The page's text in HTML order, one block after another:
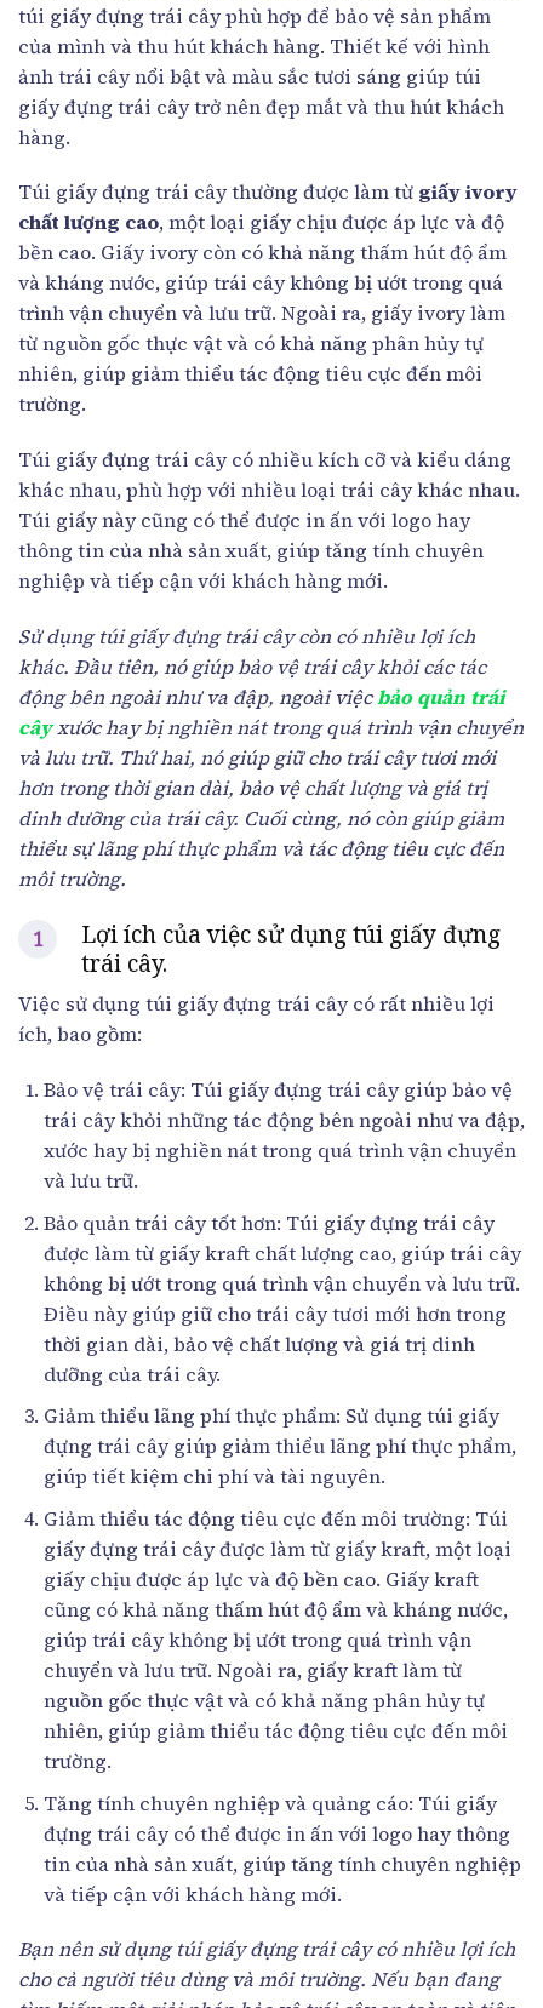
túi giấy đựng trái cây phù hợp để bảo vệ sản phẩm
của mình và thu hút khách hàng. Thiết kế với hình
ảnh trái cây nổi bật và màu sắc tươi sáng giúp túi
giấy đựng trái cây trở nên đẹp mắt và thu hút khách
hàng.
Túi giấy đựng trái cây thường được làm từ giấy ivory
chất lượng cao, một loại giấy chịu được áp lực và độ
bền cao. Giấy ivory còn có khả năng thấm hút độ ẩm
và kháng nước, giúp trái cây không bị ướt trong quá
trình vận chuyển và lưu trữ. Ngoài ra, giấy ivory làm
từ nguồn gốc thực vật và có khả năng phân hủy tự
nhiên, giúp giảm thiểu tác động tiêu cực đến môi
trường.
Túi giấy đựng trái cây có nhiều kích cỡ và kiểu dáng
khác nhau, phù hợp với nhiều loại trái cây khác nhau.
Túi giấy này cũng có thể được in ấn với logo hay
thông tin của nhà sản xuất, giúp tăng tính chuyên
nghiệp và tiếp cận với khách hàng mới.
Sử dụng túi giấy đựng trái cây còn có nhiều lợi ích
khác. Đầu tiên, nó giúp bảo vệ trái cây khỏi các tác
động bên ngoài như va đập, ngoài việcbảo quản trái
câyxước hay bị nghiền nát trong quá trình vận chuyển
và lưu trữ. Thứ hai, nó giúp giữ cho trái cây tươi mới
hơn trong thời gian dài, bảo vệ chất lượng và giá trị
dinh dưỡng của trái cây. Cuối cùng, nó còn giúp giảm
thiểu sự lãng phí thực phẩm và tác động tiêu cực đến
môi trường.
Lợi ích của việc sử dụng túi giấy đựng
trái cây.
Việc sử dụng túi giấy đựng trái cây có rất nhiều lợi
ích, bao gồm:
Bảo vệ trái cây: Túi giấy đựng trái cây giúp bảo vệ
trái cây khỏi những tác động bên ngoài như va đập,
xước hay bị nghiền nát trong quá trình vận chuyển
và lưu trữ.
Bảo quản trái cây tốt hơn: Túi giấy đựng trái cây
được làm từ giấy kraft chất lượng cao, giúp trái cây
không bị ướt trong quá trình vận chuyển và lưu trữ.
Điều này giúp giữ cho trái cây tươi mới hơn trong
thời gian dài, bảo vệ chất lượng và giá trị dinh
dưỡng của trái cây.
Giảm thiểu lãng phí thực phẩm: Sử dụng túi giấy
đựng trái cây giúp giảm thiểu lãng phí thực phẩm,
giúp tiết kiệm chi phí và tài nguyên.
Giảm thiểu tác động tiêu cực đến môi trường: Túi
giấy đựng trái cây được làm từ giấy kraft, một loại
giấy chịu được áp lực và độ bền cao. Giấy kraft
cũng có khả năng thấm hút độ ẩm và kháng nước,
giúp trái cây không bị ướt trong quá trình vận
chuyển và lưu trữ. Ngoài ra, giấy kraft làm từ
nguồn gốc thực vật và có khả năng phân hủy tự
nhiên, giúp giảm thiểu tác động tiêu cực đến môi
trường.
Tăng tính chuyên nghiệp và quảng cáo: Túi giấy
đựng trái cây có thể được in ấn với logo hay thông
tin của nhà sản xuất, giúp tăng tính chuyên nghiệp
và tiếp cận với khách hàng mới.
Bạn nên sử dụng túi giấy đựng trái cây có nhiều lợi ích
cho cả người tiêu dùng và môi trường. Nếu bạn đang